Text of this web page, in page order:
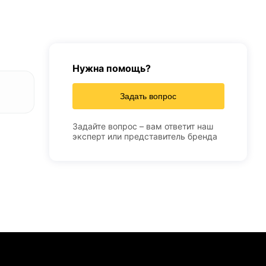
Нужна помощь?
Задать вопрос
Задайте вопрос – вам ответит наш
эксперт или представитель бренда